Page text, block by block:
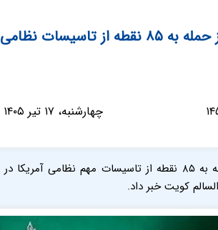
آمریکا در منطقه خبر داد +جزئیات
چهارشنبه، ۱۷ تیر ۱۴۰۵ - ۰۸:۱۲:۱۳
سپاه از حمله به ۸۵ نقطه از تاسیسات مهم
کویت خبر داد.